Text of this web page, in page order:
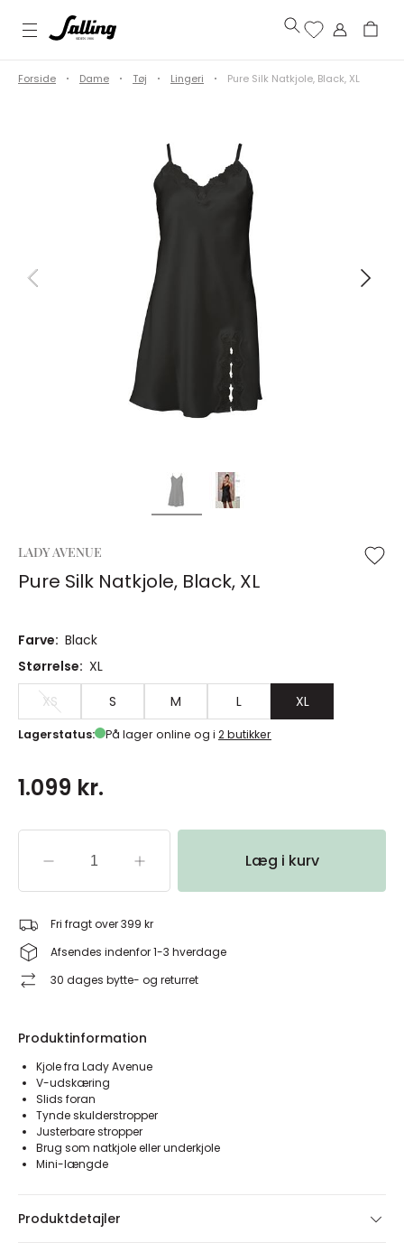
Forside Dame Tøj Lingeri Pure Silk Natkjole, Black, XL
LADY AVENUE
Pure Silk Natkjole, Black, XL
Farve: Black
Størrelse: XL
XS
S M L XL
Lagerstatus: På lager online og i 2 butikker
1.099 kr.
Læg i kurv
Fri fragt over 399 kr
Afsendes indenfor 1-3 hverdage
30 dages bytte- og returret
Produktinformation
Kjole fra Lady Avenue
V-udskæring
Slids foran
Tynde skulderstropper
Justerbare stropper
Brug som natkjole eller underkjole
Mini-længde
Produktdetajler